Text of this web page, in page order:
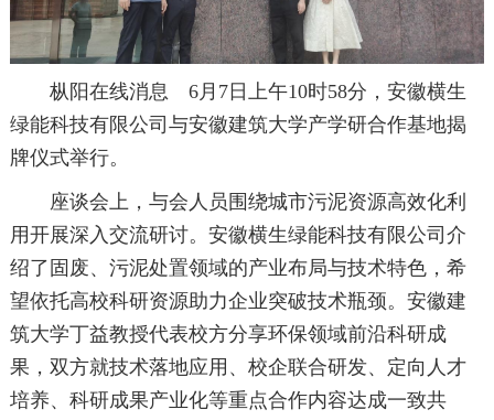
枞阳在线消息 6月7日上午10时58分，安徽横生
绿能科技有限公司与安徽建筑大学产学研合作基地揭
牌仪式举行。
座谈会上，与会人员围绕城市污泥资源高效化利
用开展深入交流研讨。安徽横生绿能科技有限公司介
绍了固废、污泥处置领域的产业布局与技术特色，希
望依托高校科研资源助力企业突破技术瓶颈。安徽建
筑大学丁益教授代表校方分享环保领域前沿科研成
果，双方就技术落地应用、校企联合研发、定向人才
培养、科研成果产业化等重点合作内容达成一致共